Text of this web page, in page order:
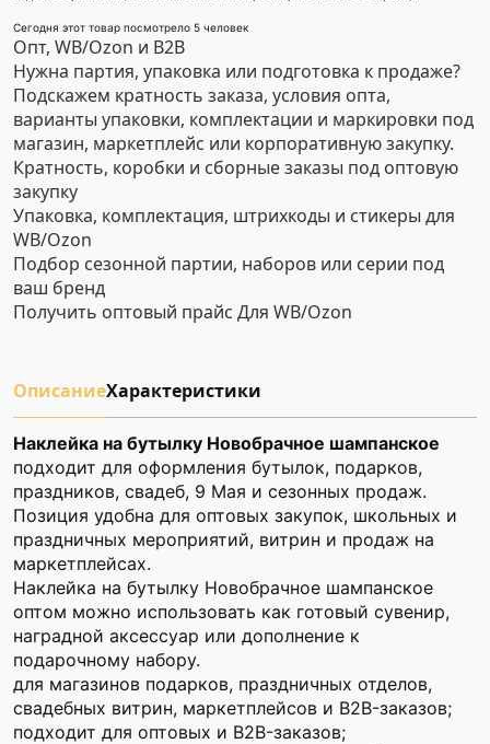
Сегодня этот товар посмотрело 5 человек
Опт, WB/Ozon и B2B
Нужна партия, упаковка или подготовка к продаже?
Подскажем кратность заказа, условия опта,
варианты упаковки, комплектации и маркировки под
магазин, маркетплейс или корпоративную закупку.
Кратность, коробки и сборные заказы под оптовую
закупку
Упаковка, комплектация, штрихкоды и стикеры для
WB/Ozon
Подбор сезонной партии, наборов или серии под
ваш бренд
Получить оптовый прайс Для WB/Ozon
ОписаниеХарактеристики
Наклейка на бутылку Новобрачное шампанское
подходит для оформления бутылок, подарков,
праздников, свадеб, 9 Мая и сезонных продаж.
Позиция удобна для оптовых закупок, школьных и
праздничных мероприятий, витрин и продаж на
маркетплейсах.
Наклейка на бутылку Новобрачное шампанское
оптом можно использовать как готовый сувенир,
наградной аксессуар или дополнение к
подарочному набору.
для магазинов подарков, праздничных отделов,
свадебных витрин, маркетплейсов и B2B-заказов;
подходит для оптовых и B2B-заказов;